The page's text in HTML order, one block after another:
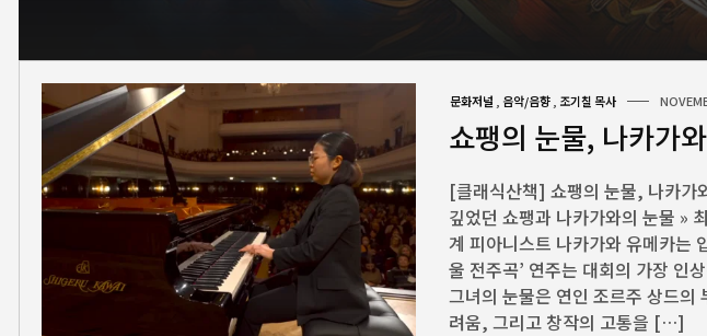
문화저널 음악/음향 조기칠 목사
쇼팽의 눈물, 나카가
[클래식산책] 쇼팽의 눈물, 나카가
깊었던 쇼팽과 나카가와의 눈물 »
계 피아니스트 나카가와 유메카는
울 전주곡’ 연주는 대회의 가장 인
그녀의 눈물은 연인 조르주 상드의
려움, 그리고 창작의 고통을 […]